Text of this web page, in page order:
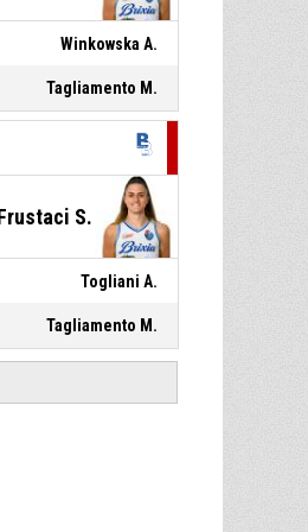
Winkowska A.
Tagliamento M.
S.
Togliani A.
Tagliamento M.